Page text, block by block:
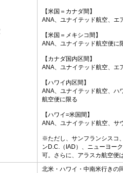
【米国＝カナダ間】
ANA、ユナイテッド航空、エ
【米国＝メキシコ間】
ANA、ユナイテッド航空便に
【カナダ国内区間】
ANA、ユナイテッド航空、エ
【ハワイ内区間】
ANA、ユナイテッド航空、ハ
航空便に限る
【ハワイ=米国間】
ANA、ユナイテッド航空、サ
※ただし、サンフランシスコ
ンD.C.（IAD）、ニューヨー
可。さらに、アラスカ航空便
北米・ハワイ・中南米行きの